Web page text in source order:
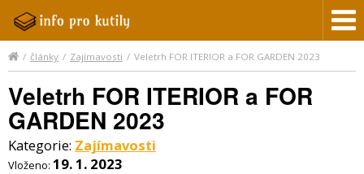
/ články / Zajímavosti / Veletrh FOR ITERIOR a FOR GARDEN 2023
Veletrh FOR ITERIOR a FOR
GARDEN 2023
Kategorie: Zajímavosti
Vloženo: 19. 1. 2023